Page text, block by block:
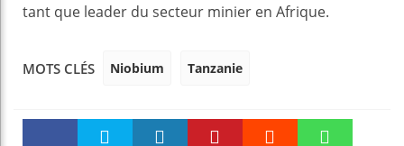
tant que leader du secteur minier en Afrique.
MOTS CLÉS Niobium Tanzanie